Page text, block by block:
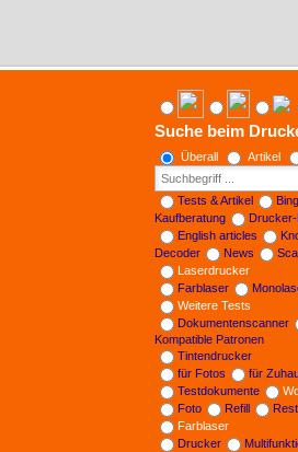
Suche beim
Überall Artikel
Tests & Artikel
Kaufberatung
English articles
Decoder
News
Laserdrucker
Farblaser
Weitere Tests
Dokumentenscanner
Kompatible Patronen
Tintendrucker
für Fotos
für
Testdokumente
Foto
Refill
Farblaser
Drucker